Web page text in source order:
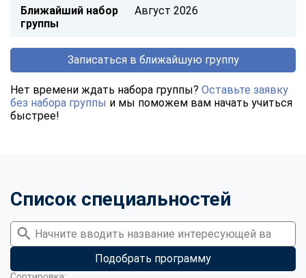
Ближайший набор
группы
Август 2026
Записаться в ближайшую группу
Нет времени ждать набора группы? Оставьте заявку
без набора группы и мы поможем вам начать учиться
быстрее!
Список специальностей
Подобрать программу